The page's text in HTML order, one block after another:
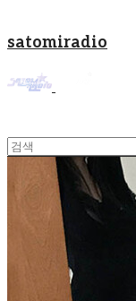
satomiradio